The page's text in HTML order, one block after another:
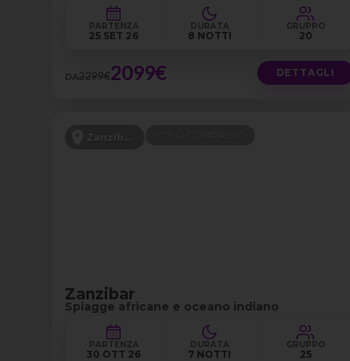
PARTENZA
25 SET 26
DURATA
8 NOTTI
GRUPPO
20
DA2299€2099€ DETTAGLI
Zanzibar
Zanzibar
Spiagge africane e oceano indiano
PARTENZA
30 OTT 26
DURATA
7 NOTTI
GRUPPO
25